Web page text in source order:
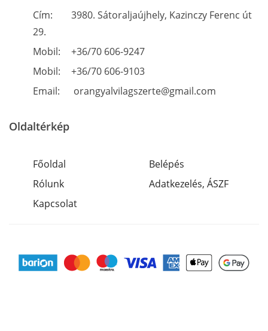
Cím:
3980. Sátoraljaújhely, Kazinczy Ferenc út
29.
Mobil:
+36/70 606-9247
Mobil:
+36/70 606-9103
Email:
orangyalvilagszerte@gmail.com
Oldaltérkép
Főoldal
Rólunk
Kapcsolat
Belépés
Adatkezelés, ÁSZF